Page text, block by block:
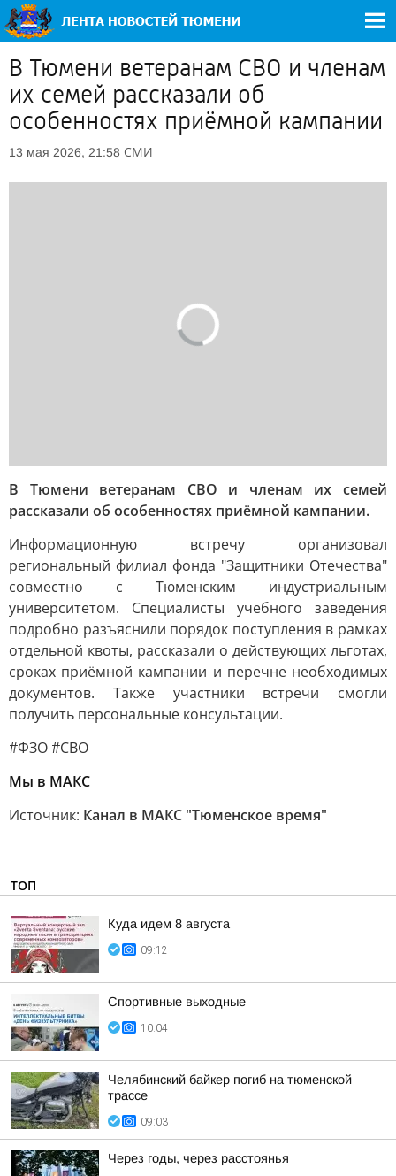
В Тюмени ветеранам СВО и членам
их семей рассказали об
особенностях приёмной кампании
13 мая 2026, 21:58 СМИ
В Тюмени ветеранам СВО и членам их семей
рассказали об особенностях приёмной кампании.
Информационную встречу организовал
региональный филиал фонда "Защитники Отечества"
совместно с Тюменским индустриальным
университетом. Специалисты учебного заведения
подробно разъяснили порядок поступления в рамках
отдельной квоты, рассказали о действующих льготах,
сроках приёмной кампании и перечне необходимых
документов. Также участники встречи смогли
получить персональные консультации.
#ФЗО #СВО
Мы в MAКС
Источник: Канал в МАКС "Тюменское время"
ТОП
Куда идем 8 августа
09:12
Спортивные выходные
10:04
Челябинский байкер погиб на тюменской
трассе
09:03
Через годы, через расстоянья